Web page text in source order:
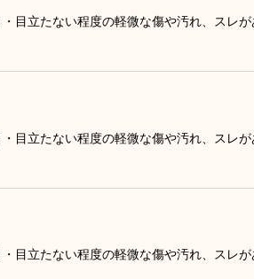
目立たない程度の軽微な傷や汚れ、スレ
目立たない程度の軽微な傷や汚れ、スレ
目立たない程度の軽微な傷や汚れ、スレ